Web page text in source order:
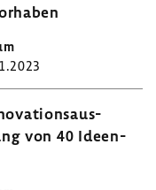
von 40 Ideen­